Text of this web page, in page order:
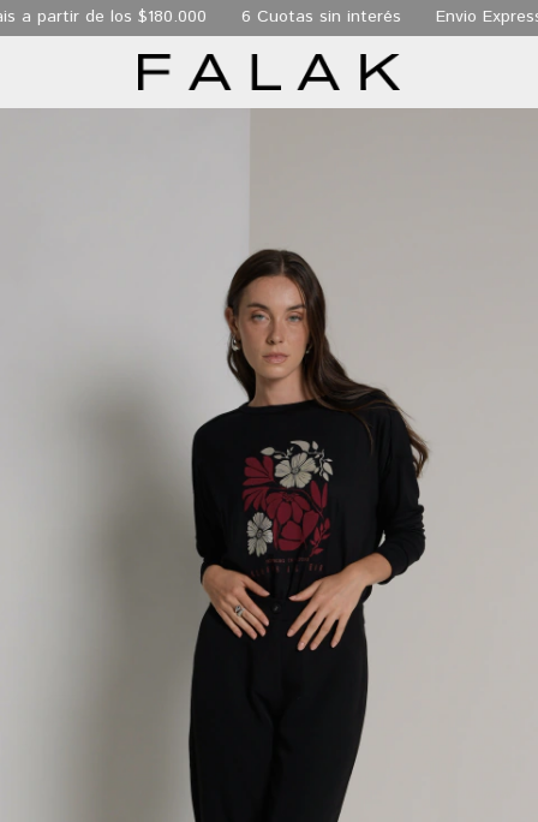
partir de los $180.000 6 Cuotas sin interés Envio Express